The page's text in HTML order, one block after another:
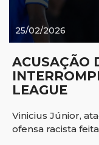
25/02/2026
ACUSAÇÃO
LEAGUE
Vinicius Júnior,
ofensa racista